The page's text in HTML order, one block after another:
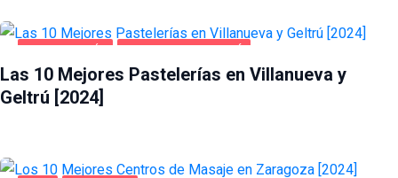
Las 10 Mejores Pastelerías en Villanueva y
Geltrú [2024]